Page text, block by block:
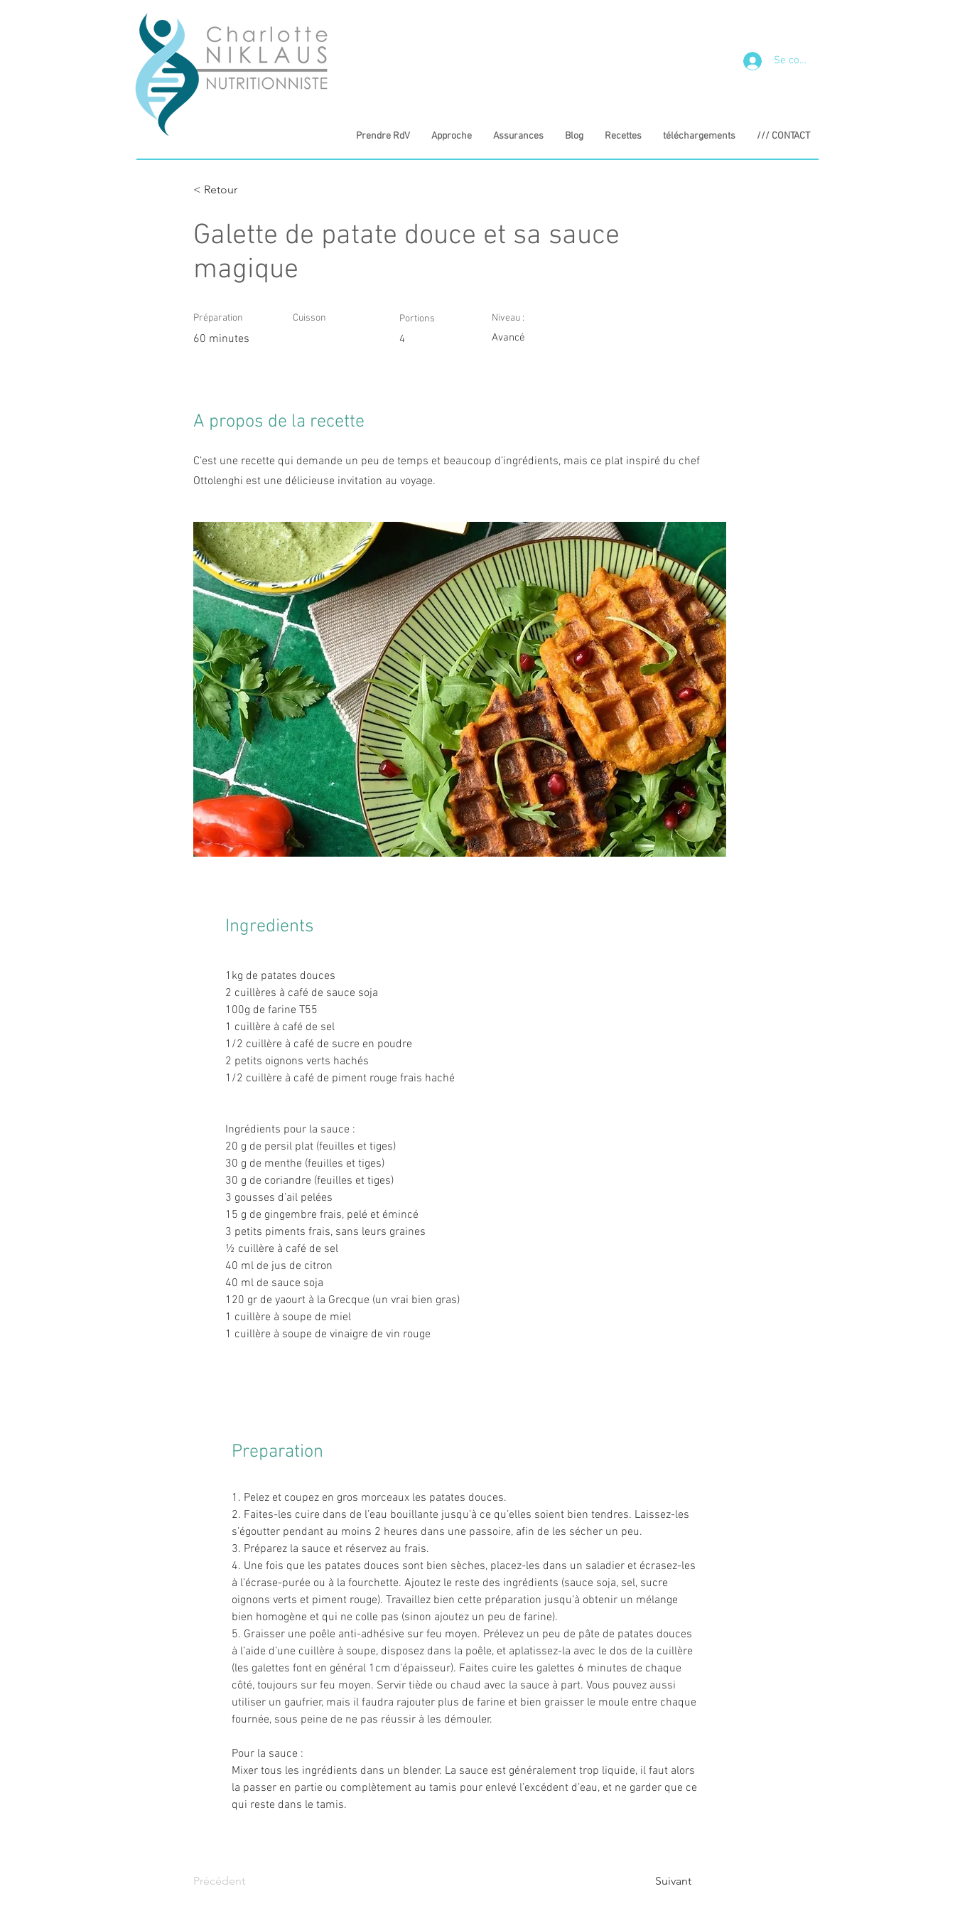
Se connecter
Prendre RdV Approche Assurances Blog Recettes téléchargements /// CONTACT
< Retour
Galette de patate douce et sa sauce
magique
Préparation
60 minutes
Cuisson Portions
4
Niveau :
Avancé
A propos de la recette
C’est une recette qui demande un peu de temps et beaucoup d’ingrédients, mais ce plat inspiré du chef
Ottolenghi est une délicieuse invitation au voyage.
Ingredients
1kg de patates douces
2 cuillères à café de sauce soja
100g de farine T55
1 cuillère à café de sel
1/2 cuillère à café de sucre en poudre
2 petits oignons verts hachés
1/2 cuillère à café de piment rouge frais haché
Ingrédients pour la sauce :
20 g de persil plat (feuilles et tiges)
30 g de menthe (feuilles et tiges)
30 g de coriandre (feuilles et tiges)
3 gousses d’ail pelées
15 g de gingembre frais, pelé et émincé
3 petits piments frais, sans leurs graines
½ cuillère à café de sel
40 ml de jus de citron
40 ml de sauce soja
120 gr de yaourt à la Grecque (un vrai bien gras)
1 cuillère à soupe de miel
1 cuillère à soupe de vinaigre de vin rouge
Preparation
1. Pelez et coupez en gros morceaux les patates douces.
2. Faites-les cuire dans de l’eau bouillante jusqu’à ce qu’elles soient bien tendres. Laissez-les
s’égoutter pendant au moins 2 heures dans une passoire, afin de les sécher un peu.
3. Préparez la sauce et réservez au frais.
4. Une fois que les patates douces sont bien sèches, placez-les dans un saladier et écrasez-les
à l’écrase-purée ou à la fourchette. Ajoutez le reste des ingrédients (sauce soja, sel, sucre
oignons verts et piment rouge). Travaillez bien cette préparation jusqu’à obtenir un mélange
bien homogène et qui ne colle pas (sinon ajoutez un peu de farine).
5. Graisser une poêle anti-adhésive sur feu moyen. Prélevez un peu de pâte de patates douces
à l’aide d’une cuillère à soupe, disposez dans la poêle, et aplatissez-la avec le dos de la cuillère
(les galettes font en général 1cm d’épaisseur). Faites cuire les galettes 6 minutes de chaque
côté, toujours sur feu moyen. Servir tiède ou chaud avec la sauce à part. Vous pouvez aussi
utiliser un gaufrier, mais il faudra rajouter plus de farine et bien graisser le moule entre chaque
fournée, sous peine de ne pas réussir à les démouler.
Pour la sauce :
Mixer tous les ingrédients dans un blender. La sauce est généralement trop liquide, il faut alors
la passer en partie ou complètement au tamis pour enlevé l’excédent d’eau, et ne garder que ce
qui reste dans le tamis.
Précédent Suivant